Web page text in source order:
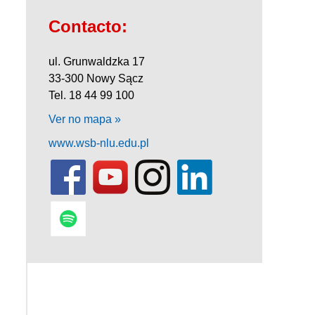
Contacto:
ul. Grunwaldzka 17
33-300 Nowy Sącz
Tel. 18 44 99 100
Ver no mapa »
www.wsb-nlu.edu.pl